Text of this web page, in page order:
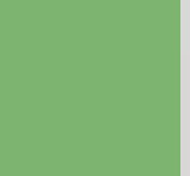
や首
トレ